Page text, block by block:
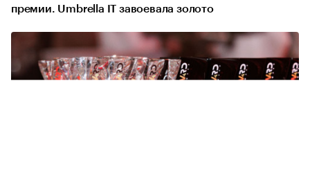
премии. Umbrella IT завоевала золото